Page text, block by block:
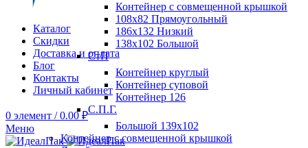
Каталог
Скидки
Доставка и оплата
Блог
Контакты
Личный кабинет
0 элемент / 0.00₽
Меню
Контейнер с совмещенной крышкой
108х82 Прямоугольный
186х132 Низкий
138х102 Большой
СтП
Контейнер круглый
Контейнер суповой
Контейнер 126
С.П.Г.
Большой 139х102
Контейнер с совмещенной крышкой